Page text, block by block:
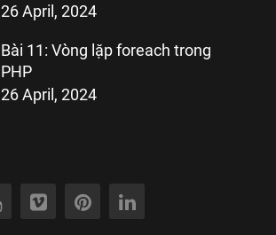
26 April, 2024
Bài 11: Vòng lặp foreach trong
PHP
26 April, 2024